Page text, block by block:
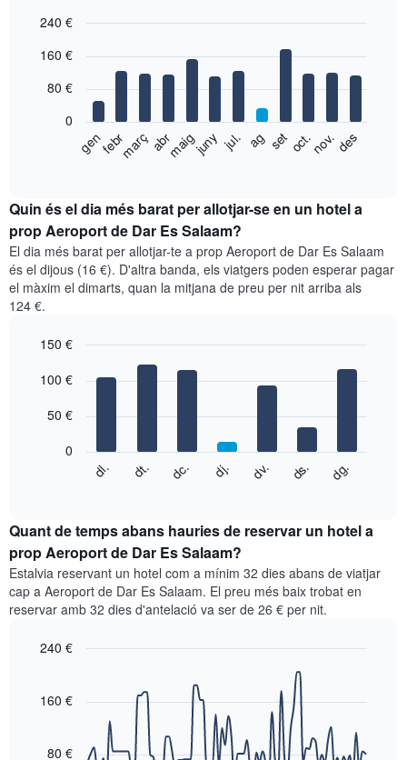
chart
el
preu
mitjà
d'una
habitació
per
mesos
gràfic
mostra
té
1
eix
Y
mostra
preu
habitació
graphic.
genfebrmarçabrmaigjuny jul. ag setoct.nov.des
0
80 €
160 €
240 €
Quin és el dia més barat per allotjar-se en un hotel a
prop Aeroport de Dar Es Salaam?
El dia més barat per allotjar-te a prop Aeroport de Dar Es Salaam
és el dijous (16 €). D'altra banda, els viatgers poden esperar pagar
el màxim el dimarts, quan la mitjana de preu per nit arriba als
124 €.
chart
bars.
el
preu
mitjà
d'una
habitació
cada
de
El
graphic.
dl. dt. dc. dj. dv. ds. dg.
0
50 €
100 €
150 €
Quant de temps abans hauries de reservar un hotel a
prop Aeroport de Dar Es Salaam?
Estalvia reservant un hotel com a mínim 32 dies abans de viatjar
cap a Aeroport de Dar Es Salaam. El preu més baix trobat en
reservar amb 32 dies d'antelació va ser de 26 € per nit.
with
80 €
160 €
240 €